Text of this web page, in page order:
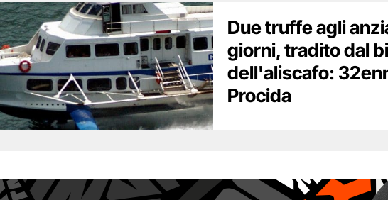
Due truffe agli
giorni, tradito dal
dell'aliscafo:
Procida